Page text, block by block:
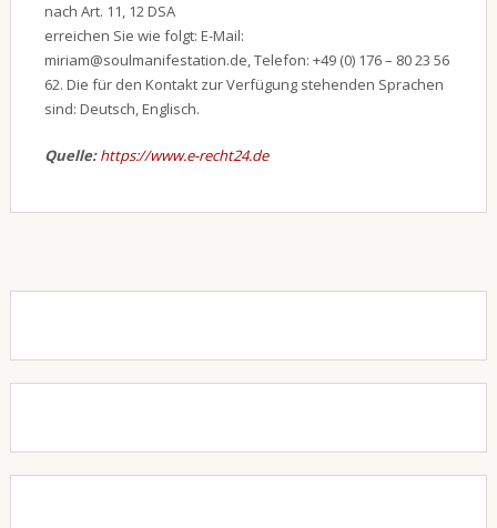
nach Art. 11, 12 DSA
erreichen Sie wie folgt: E-Mail:
miriam@soulmanifestation.de, Telefon: +49 (0) 176 – 80 23 56
62. Die für den Kontakt zur Verfügung stehenden Sprachen
sind: Deutsch, Englisch.
Quelle:https://www.e-recht24.de